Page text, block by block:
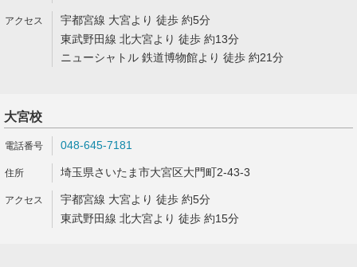
宇都宮線 大宮より 徒歩 約5分
東武野田線 北大宮より 徒歩 約13分
ニューシャトル 鉄道博物館より 徒歩 約21分
大宮校
048-645-7181
埼玉県さいたま市大宮区大門町2-43-3
宇都宮線 大宮より 徒歩 約5分
東武野田線 北大宮より 徒歩 約15分